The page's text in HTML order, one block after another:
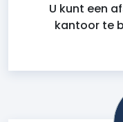
U kunt een
kantoor te